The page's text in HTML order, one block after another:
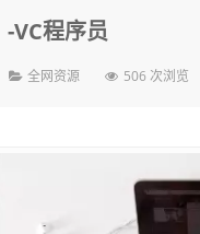
VC程序员
全网资源 506 次浏览